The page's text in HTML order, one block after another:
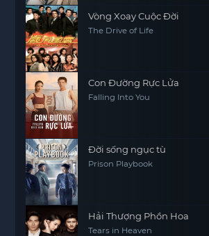
Vòng Xoay Cuộc Đời
The Drive of Life
Con Đường Rực Lửa
Falling Into You
Đời sống ngục tù
Prison Playbook
Hải Thượng Phồn Hoa
Tears in Heaven